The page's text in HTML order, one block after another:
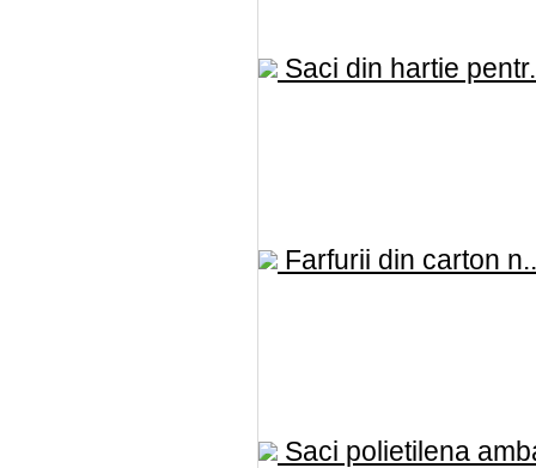
Saci din hartie
Farfurii din carton
Saci polietilena